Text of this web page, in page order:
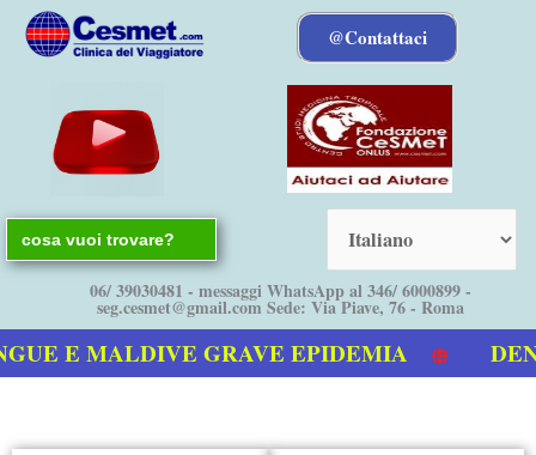
@Contattaci
Search
for:
06/ 39030481 - messaggi WhatsApp al 346/ 6000899 -
seg.cesmet@gmail.com Sede: Via Piave, 76 - Roma
E MALDIVE GRAVE EPIDEMIA